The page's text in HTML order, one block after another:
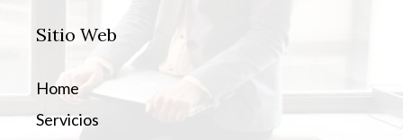
Sitio Web
Home
Servicios